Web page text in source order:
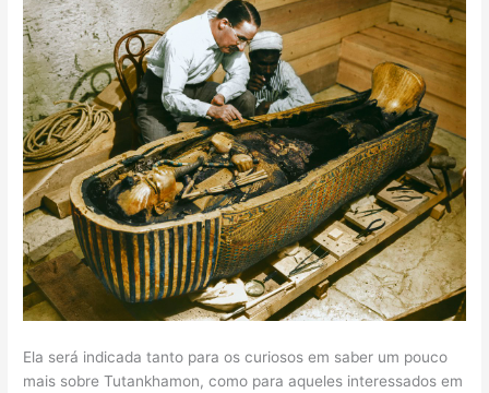
Ela será indicada tanto para os curiosos em saber um pouco
mais sobre Tutankhamon, como para aqueles interessados em